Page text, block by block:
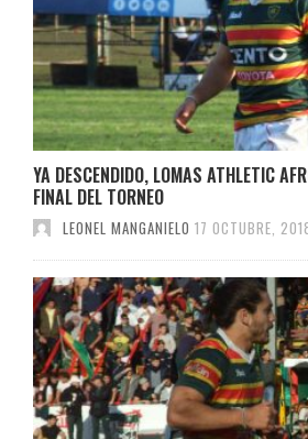
YA DESCENDIDO, LOMAS ATHLETIC
FINAL DEL TORNEO
LEONEL MANGANIELO 17 OCTUBRE,